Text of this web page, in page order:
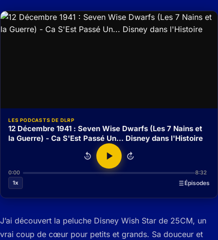
LES PODCASTS DE DLRP
12 Décembre 1941 : Seven Wise Dwarfs (Les 7 Nains et
la Guerre) - Ca S'Est Passé Un... Disney dans l'Histoire
15 15
0:00
8:32
1x
Épisodes
J’ai découvert la peluche Disney Wish Star de 25CM, un
vrai coup de cœur pour petits et grands. Sa douceur et